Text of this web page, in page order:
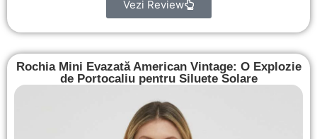
Vezi Review
Rochia Mini Evazată American Vintage: O Explozie
de Portocaliu pentru Siluete Solare